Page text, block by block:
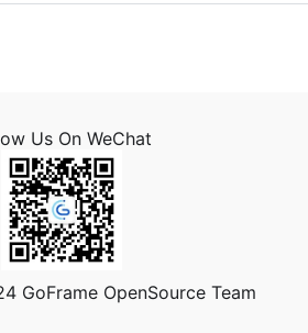
Us On WeChat
GoFrame OpenSource Team